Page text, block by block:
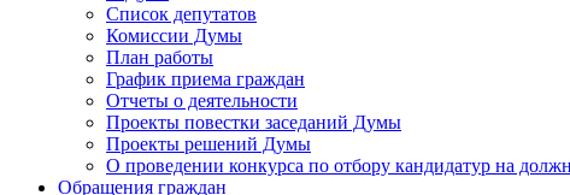
Список депутатов
Комиссии Думы
План работы
График приема граждан
Отчеты о деятельности
Проекты повестки заседаний Думы
Проекты решений Думы
О проведении конкурса по отбору кандидатур на
Обращения граждан